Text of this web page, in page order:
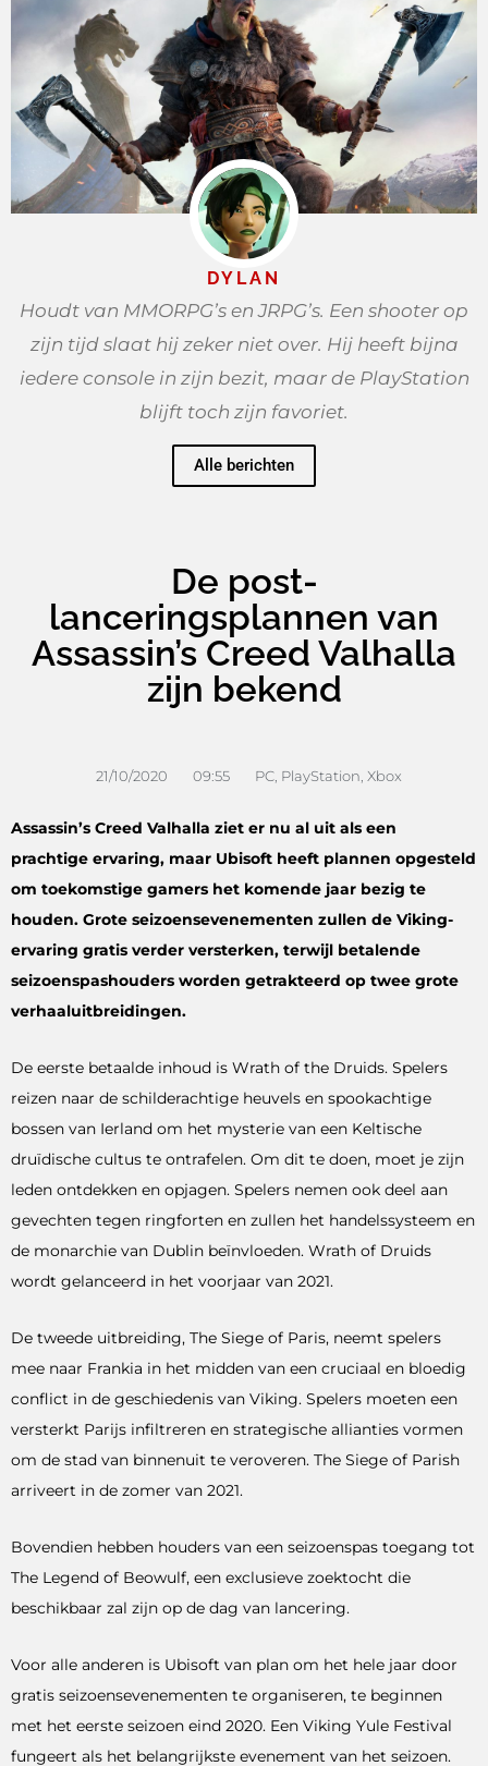
DYLAN
Houdt van MMORPG’s en JRPG’s. Een shooter op
zijn tijd slaat hij zeker niet over. Hij heeft bijna
iedere console in zijn bezit, maar de PlayStation
blijft toch zijn favoriet.
Alle berichten
De post-
lanceringsplannen van
Assassin’s Creed Valhalla
zijn bekend
21/10/2020 09:55 PC, PlayStation Xbox
Assassin’s Creed Valhalla ziet er nu al uit als een
prachtige ervaring, maar Ubisoft heeft plannen opgesteld
om toekomstige gamers het komende jaar bezig te
houden. Grote seizoensevenementen zullen de Viking-
ervaring gratis verder versterken, terwijl betalende
seizoenspashouders worden getrakteerd op twee grote
verhaaluitbreidingen.
De eerste betaalde inhoud is Wrath of the Druids. Spelers
reizen naar de schilderachtige heuvels en spookachtige
bossen van Ierland om het mysterie van een Keltische
druïdische cultus te ontrafelen. Om dit te doen, moet je zijn
leden ontdekken en opjagen. Spelers nemen ook deel aan
gevechten tegen ringforten en zullen het handelssysteem en
de monarchie van Dublin beïnvloeden. Wrath of Druids
wordt gelanceerd in het voorjaar van 2021.
De tweede uitbreiding, The Siege of Paris, neemt spelers
mee naar Frankia in het midden van een cruciaal en bloedig
conflict in de geschiedenis van Viking. Spelers moeten een
versterkt Parijs infiltreren en strategische allianties vormen
om de stad van binnenuit te veroveren. The Siege of Parish
arriveert in de zomer van 2021.
Bovendien hebben houders van een seizoenspas toegang tot
The Legend of Beowulf, een exclusieve zoektocht die
beschikbaar zal zijn op de dag van lancering.
Voor alle anderen is Ubisoft van plan om het hele jaar door
gratis seizoensevenementen te organiseren, te beginnen
met het eerste seizoen eind 2020. Een Viking Yule Festival
fungeert als het belangrijkste evenement van het seizoen.